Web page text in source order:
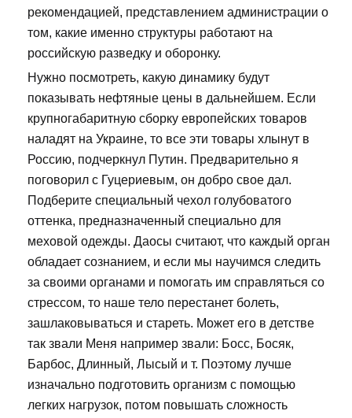
рекомендацией, представлением администрации о
том, какие именно структуры работают на
российскую разведку и оборонку.
Нужно посмотреть, какую динамику будут
показывать нефтяные цены в дальнейшем. Если
крупногабаритную сборку европейских товаров
наладят на Украине, то все эти товары хлынут в
Россию, подчеркнул Путин. Предварительно я
поговорил с Гуцериевым, он добро свое дал.
Подберите специальный чехол голубоватого
оттенка, предназначенный специально для
меховой одежды. Даосы считают, что каждый орган
обладает сознанием, и если мы научимся следить
за своими органами и помогать им справляться со
стрессом, то наше тело перестанет болеть,
зашлаковываться и стареть. Может его в детстве
так звали Меня например звали: Босс, Босяк,
Барбос, Длинный, Лысый и т. Поэтому лучше
изначально подготовить организм с помощью
легких нагрузок, потом повышать сложность